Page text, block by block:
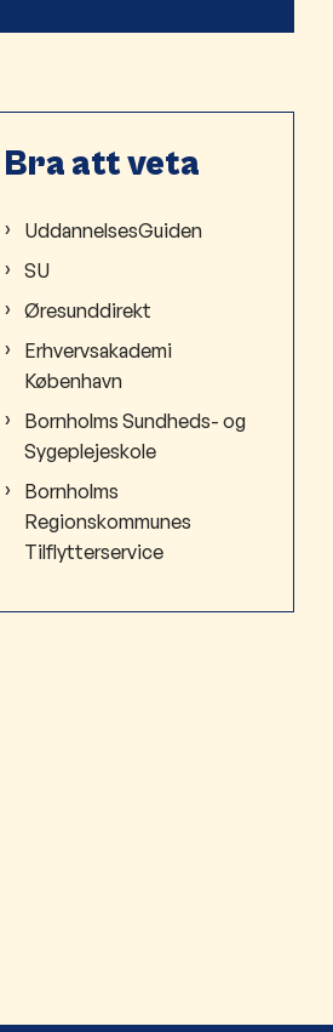
Bra att veta
UddannelsesGuiden
SU
Øresunddirekt
Erhvervsakademi
København
Bornholms Sundheds- og
Sygeplejeskole
Bornholms
Regionskommunes
Tilflytterservice